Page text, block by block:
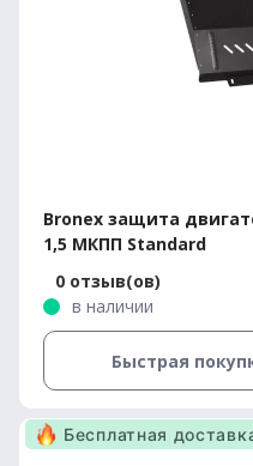
Bronex защита
1,5 МКПП Standard
0 отзыв(ов)
в наличии
Быстрая
Бесплатная